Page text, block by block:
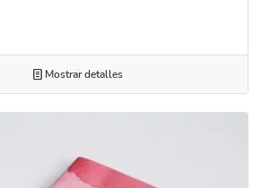
Mostrar detalles